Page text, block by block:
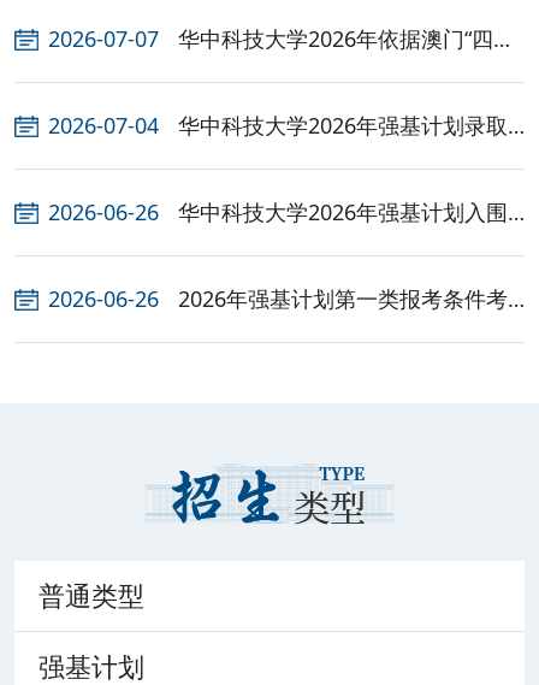
2026-07-07
华中科技大学2026年依据澳门“四校
2026-07-04
华中科技大学2026年强基计划录取
2026-06-26
华中科技大学2026年强基计划入围
2026-06-26
2026年强基计划第一类报考条件考
普通类型
强基计划